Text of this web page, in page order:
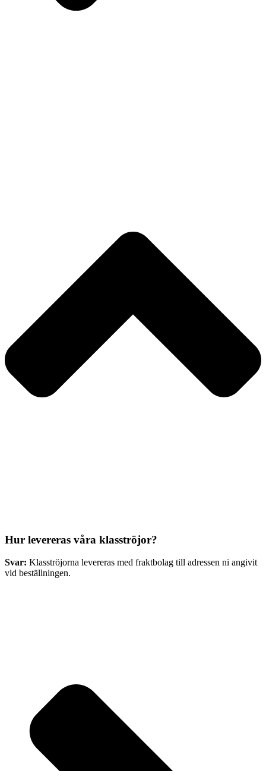
Hur levereras våra klasströjor?
Svar: Klasströjorna levereras med fraktbolag till adressen ni angivit
vid beställningen.